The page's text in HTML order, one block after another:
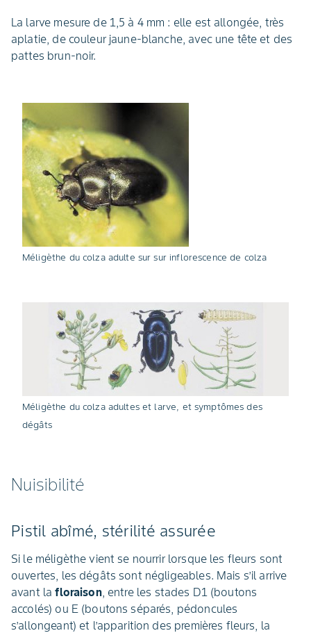
La larve mesure de 1,5 à 4 mm : elle est allongée, très
aplatie, de couleur jaune-blanche, avec une tête et des
pattes brun-noir.
Méligèthe du colza adulte sur sur inflorescence de colza
Méligèthe du colza adultes et larve, et symptômes des
dégâts
Nuisibilité
Pistil abîmé, stérilité assurée
Si le méligèthe vient se nourrir lorsque les fleurs sont
ouvertes, les dégâts sont négligeables. Mais s’il arrive
avant lafloraison, entre les stades D1 (boutons
accolés) ou E (boutons séparés, pédoncules
s’allongeant) et l’apparition des premières fleurs, la